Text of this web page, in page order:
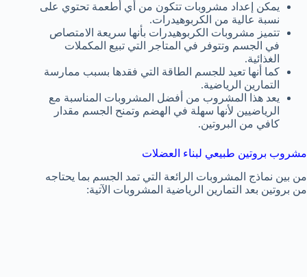
يمكن إعداد مشروبات تتكون من أي أطعمة تحتوي على
نسبة عالية من الكربوهيدرات.
تتميز مشروبات الكربوهيدرات بأنها سريعة الامتصاص
في الجسم وتتوفر في المتاجر التي تبيع المكملات
الغذائية.
كما أنها تعيد للجسم الطاقة التي فقدها بسبب ممارسة
التمارين الرياضية.
يعد هذا المشروب من أفضل المشروبات المناسبة مع
الرياضيين لأنها سهلة في الهضم وتمنح الجسم مقدار
كافي من البروتين.
مشروب بروتين طبيعي لبناء العضلات
من بين نماذج المشروبات الرائعة التي تمد الجسم بما يحتاجه
من بروتين بعد التمارين الرياضية المشروبات الآتية: